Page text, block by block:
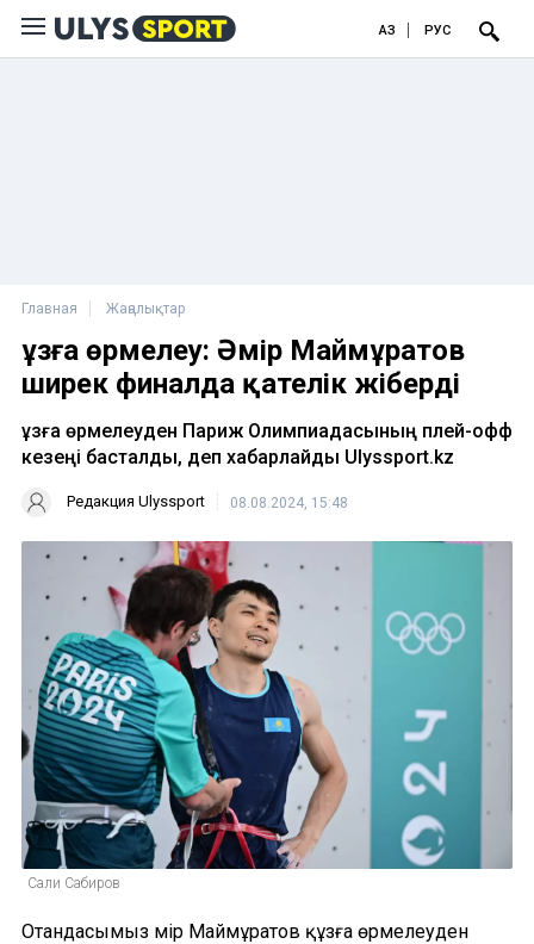
ҚАЗ РУС
Главная Жаңалықтар
Құзға өрмелеу: Әмір Маймұратов
ширек финалда қателік жіберді
Құзға өрмелеуден Париж Олимпиадасының плей-офф
кезеңі басталды, деп хабарлайды Ulyssport.kz
Редакция Ulyssport 08.08.2024, 15:48
Сали Сабиров
Отандасымыз Әмір Маймұратов құзға өрмелеуден